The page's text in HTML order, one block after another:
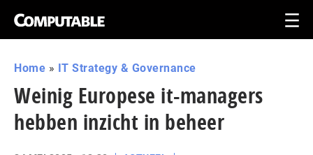
Home » IT Strategy & Governance
Weinig Europese it-managers
hebben inzicht in beheer